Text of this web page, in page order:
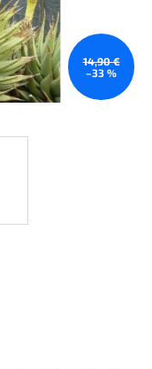
14,90 €
–33 %